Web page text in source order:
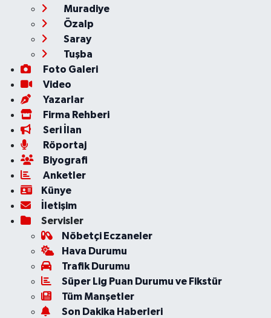
Muradiye
Özalp
Saray
Tuşba
Foto Galeri
Video
Yazarlar
Firma Rehberi
Seri İlan
Röportaj
Biyografi
Anketler
Künye
İletişim
Servisler
Nöbetçi Eczaneler
Hava Durumu
Trafik Durumu
Süper Lig Puan Durumu ve Fikstür
Tüm Manşetler
Son Dakika Haberleri